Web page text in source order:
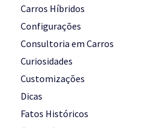
Carros Híbridos
Configurações
Consultoria em Carros
Curiosidades
Customizações
Dicas
Fatos Históricos